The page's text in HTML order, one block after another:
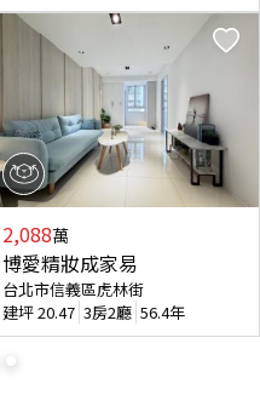
2,088萬
博愛精妝成家易
台北市信義區虎林街
建坪20.47 3房2廳 56.4年